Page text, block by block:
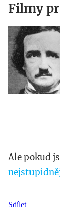
Filmy
Ale pokud
Sdílet